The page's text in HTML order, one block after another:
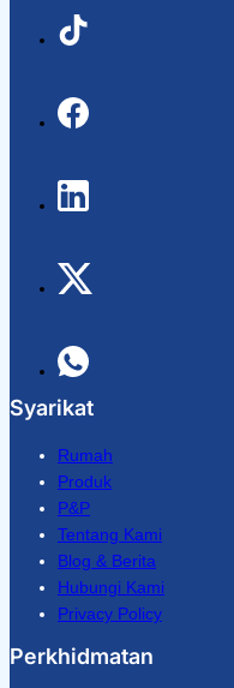
Syarikat
Rumah
Produk
P&P
Tentang Kami
Blog & Berita
Hubungi Kami
Privacy Policy
Perkhidmatan